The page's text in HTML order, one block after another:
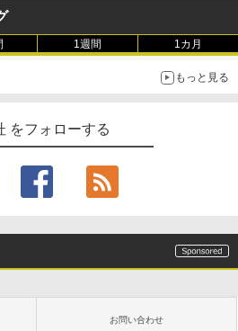
プロンプトの言葉 AI画像生成シリー
ぴーイラストLabo)
ンジニア 初心者 素人 でも安心 使い
ニュアル AI副業にもコンテンツ作成
Kindle出版にも！ 非エンジニアのた
ディスプレイ、色調調節ライト、12
持続バッテリー、広告なし、ブラッ
Kindle - 目に優しい、かさばら
、大きな画面で読みやすい、6週間持
リーダー、ブラック、16GB、広告な
Paperwhite シグニチャーエディ
自動調整、色調調節ライト、12週間
バッテリー、広告なし、メタリック
1週間 1カ月
もっと見る
をフォローする
お問い合わせ